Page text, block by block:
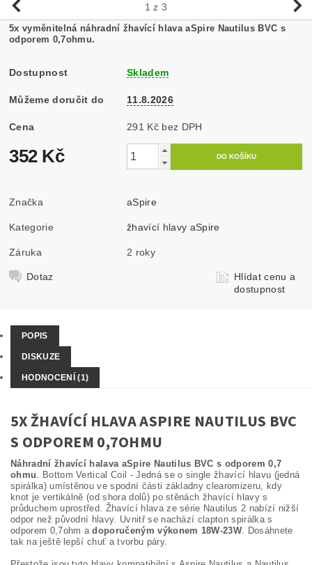
1 z 3
5x vyměnitelná náhradní žhavící hlava aSpire Nautilus BVC s
odporem 0,7ohmu.
Dostupnost Skladem
Můžeme doručit do 11.8.2026
Cena 291 Kč bez DPH
352 Kč
Značka aSpire
Kategorie žhavící hlavy aSpire
Záruka 2 roky
Dotaz
Hlídat cenu a
dostupnost
POPIS
DISKUZE
HODNOCENÍ (1)
5X ŽHAVÍCÍ HLAVA ASPIRE NAUTILUS BVC
S ODPOREM 0,7OHMU
Náhradní žhavící halava aSpire Nautilus BVC s odporem 0,7
ohmu. Bottom Vertical Coil - Jedná se o single žhavící hlavu (jedná
spirálka) umístěnou ve spodní části základny clearomizeru, kdy
knot je vertikálně (od shora dolů) po stěnách žhavící hlavy s
průduchem uprostřed. Žhavící hlava ze série Nautilus 2 nabízí nižší
odpor než původní hlavy. Uvnitř se nachází clapton spirálka s
odporem 0,7ohm adoporučeným výkonem 18W-23W. Dosáhnete
tak na ještě lepší chuť a tvorbu páry.